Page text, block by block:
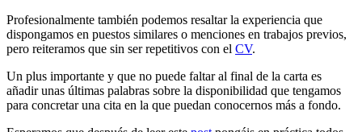
Profesionalmente también podemos resaltar la experiencia que
dispongamos en puestos similares o menciones en trabajos previos,
pero reiteramos que sin ser repetitivos con el CV.
Un plus importante y que no puede faltar al final de la carta es
añadir unas últimas palabras sobre la disponibilidad que tengamos
para concretar una cita en la que puedan conocernos más a fondo.